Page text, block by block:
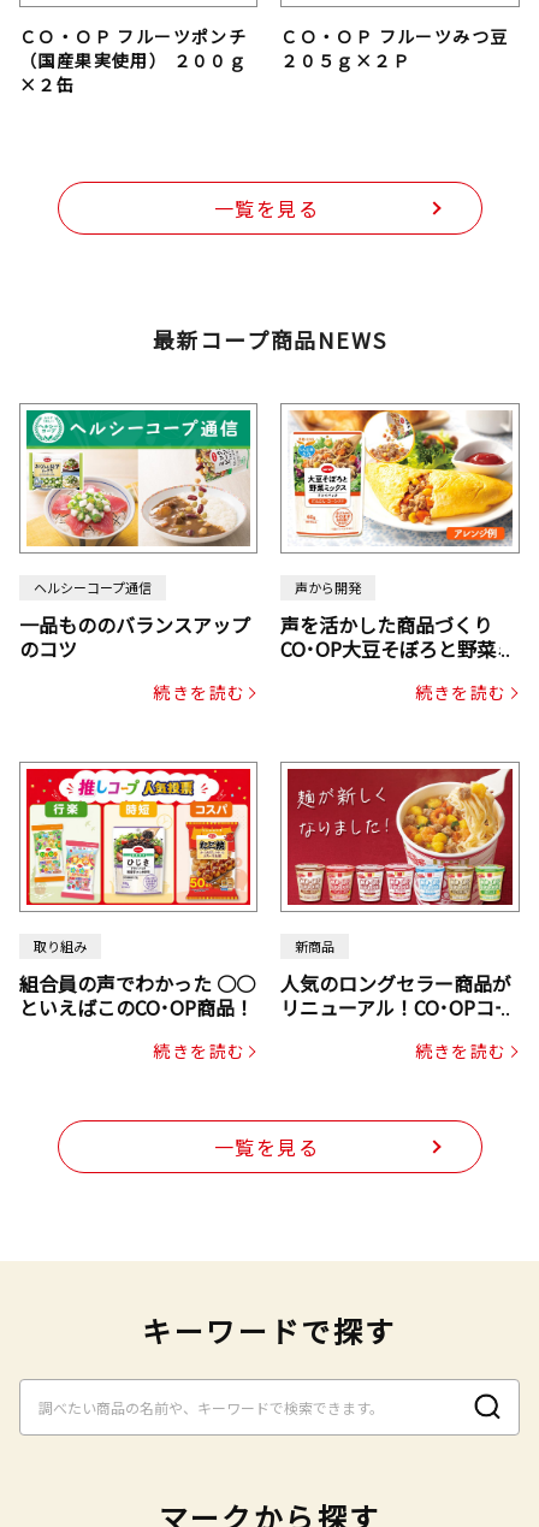
ＣＯ・ＯＰ フルーツポンチ
（国産果実使用） ２００ｇ
×２缶
ＣＯ・ＯＰ フルーツみつ豆
２０５ｇ×２Ｐ
一覧を見る
最新コープ商品NEWS
ヘルシーコープ通信
一品もののバランスアップ
のコツ
続きを読む
声から開発
声を活かした商品づくり
CO･OP大豆そぼろと野菜ミ
じん・コーン入り）続きを読む
取り組み
組合員の声でわかった ○○
といえばこのCO･OP商品！
続きを読む
新商品
人気のロングセラー商品が
リニューアル！CO･OPコー
続きを読む
一覧を見る
キーワードで探す
マークから探す